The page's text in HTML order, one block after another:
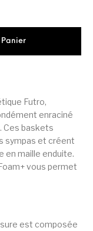
Futro,
enraciné
Ces baskets
sympas et créent
en maille enduite.
vous permet
est composée
Panier